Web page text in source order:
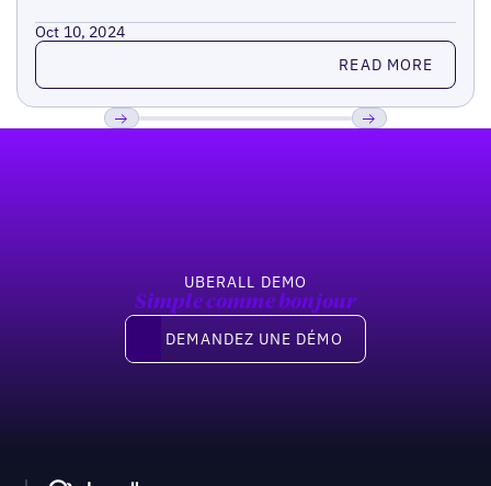
Oct 10, 2024
Read more READ MORE
UBERALL DEMO
Simple comme bonjour
Demandez une démo
DEMANDEZ UNE DÉMO